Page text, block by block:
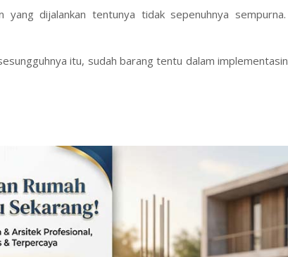
dijalankan tentunya tidak sepenuhnya sempurna.
itu, sudah barang tentu dalam